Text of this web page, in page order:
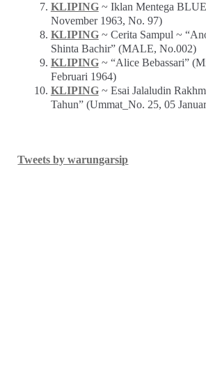
KLIPING~ Iklan Mentega
November 1963, No. 97)
KLIPING~ Cerita Sampul ~
Shinta Bachir” (MALE, No.002)
KLIPING~ “Alice Bebassari”
Februari 1964)
KLIPING~ Esai Jalaludin
Tahun” (Ummat_No. 25, 05
Tweets by warungarsip